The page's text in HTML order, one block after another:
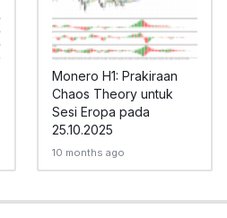
Monero H1: Prakiraan
Chaos Theory untuk
Sesi Eropa pada
25.10.2025
10 months ago